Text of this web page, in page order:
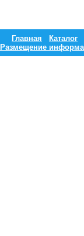
Главная
Каталог
Размещение